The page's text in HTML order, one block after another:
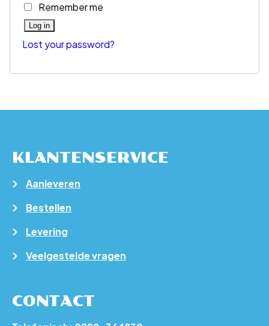
Remember me
Log in
Lost your password?
KLANTENSERVICE
Aanleveren
Bestellen
Levering
Veelgestelde vragen
CONTACT